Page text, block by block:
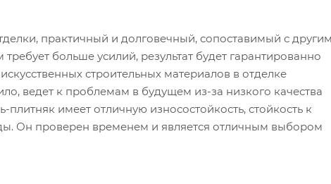
практичный и долговечный, сопоставимый с
больше усилий, результат будет гарантированно
строительных материалов в отделке
ведет к проблемам в будущем из-за низкого качества
имеет отличную износостойкость, стойкость к
Он проверен временем и является отличным выбором